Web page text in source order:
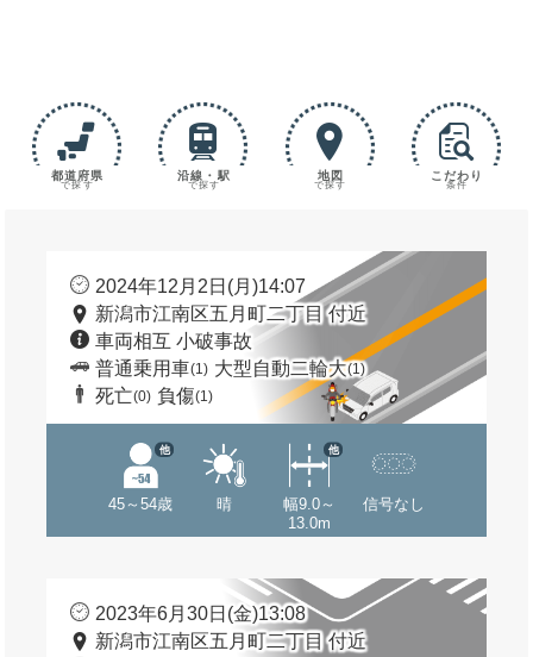
都道府県
で探す
沿線・駅
で探す
地図
で探す
こだわり
条件
2024年12月2日(月)14:07
新潟市江南区五月町二丁目 付近
車両相互 小破事故
普通乗用車(1) 大型自動二輪大(1)
死亡(0) 負傷(1)
45～54歳
他
晴
幅9.0～
13.0m
他
信号なし
2023年6月30日(金)13:08
新潟市江南区五月町二丁目 付近